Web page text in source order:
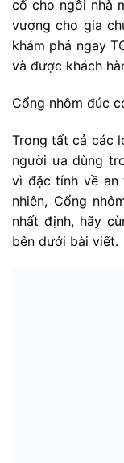
cố cho ngôi nhà
vượng cho gia
khám phá ngay
và được khách
Cổng nhôm đúc
Trong tất cả các
người ưa dùng
vì đặc tính về an
nhiên, Cổng
nhất định, hãy
bên dưới bài viết.